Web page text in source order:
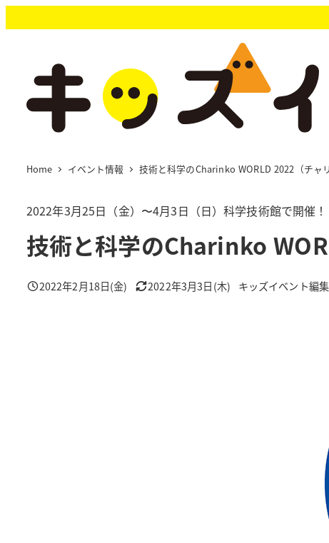
イ
Home イベント情報 技術と科学のCharinko WORLD 2022（チャ
2022年3月25日（金）〜4月3日（日）科学技術館で開催
技術と科学のCharinko
投稿日
2022年2月18日(金) 更新日
2022年3月3日(木)
著
キッズイベント編